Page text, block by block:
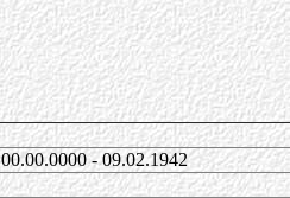
00.00.0000 - 09.02.1942